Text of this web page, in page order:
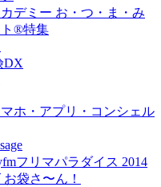
デミー お・つ・ま・み
®特集
DX
ホ・アプリ・コンシェル
フリマパラダイス 2014
袋さ〜ん！